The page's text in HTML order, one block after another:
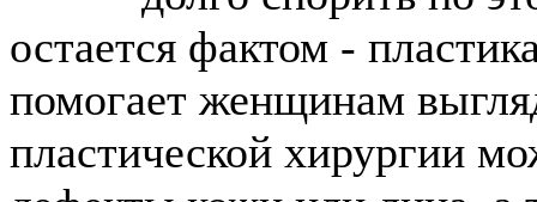
остается фактом -
помогает женщинам
пластической хирургии